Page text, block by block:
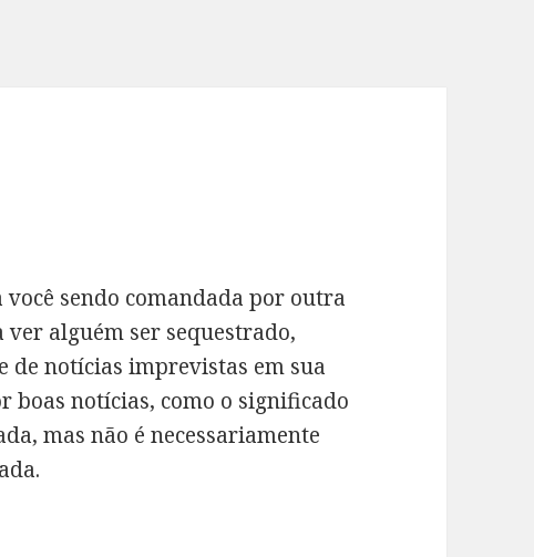
sendo comandada por outra
ver alguém ser sequestrado,
de notícias imprevistas em sua
boas notícias, como o significado
mas não é necessariamente